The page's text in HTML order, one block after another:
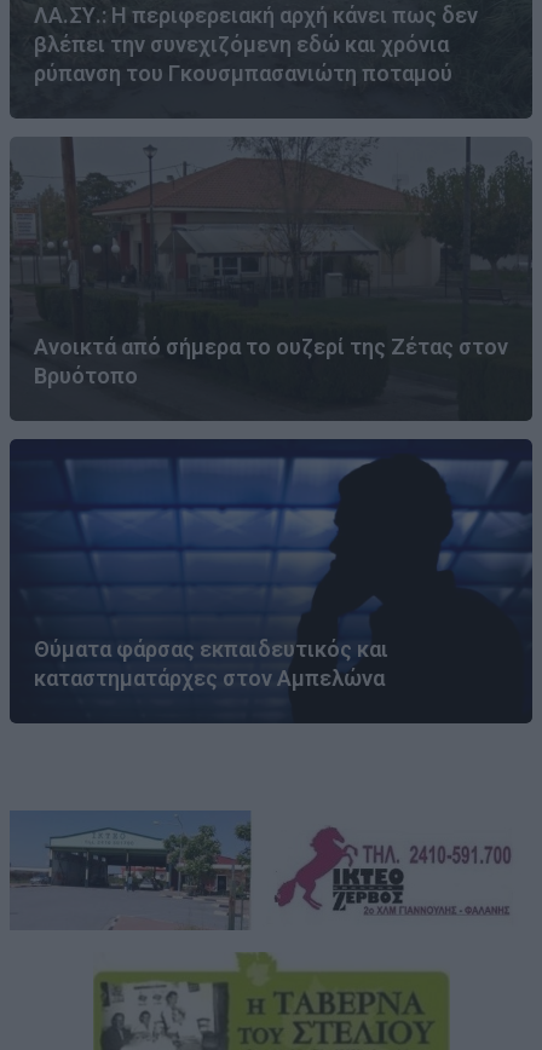
ΛΑ.ΣΥ.: Η περιφερειακή αρχή κάνει πως δεν
βλέπει την συνεχιζόμενη εδώ και χρόνια
ρύπανση του Γκουσμπασανιώτη ποταμού
Ανοικτά από σήμερα το ουζερί της Ζέτας στον
Βρυότοπο
Θύματα φάρσας εκπαιδευτικός και
καταστηματάρχες στον Αμπελώνα